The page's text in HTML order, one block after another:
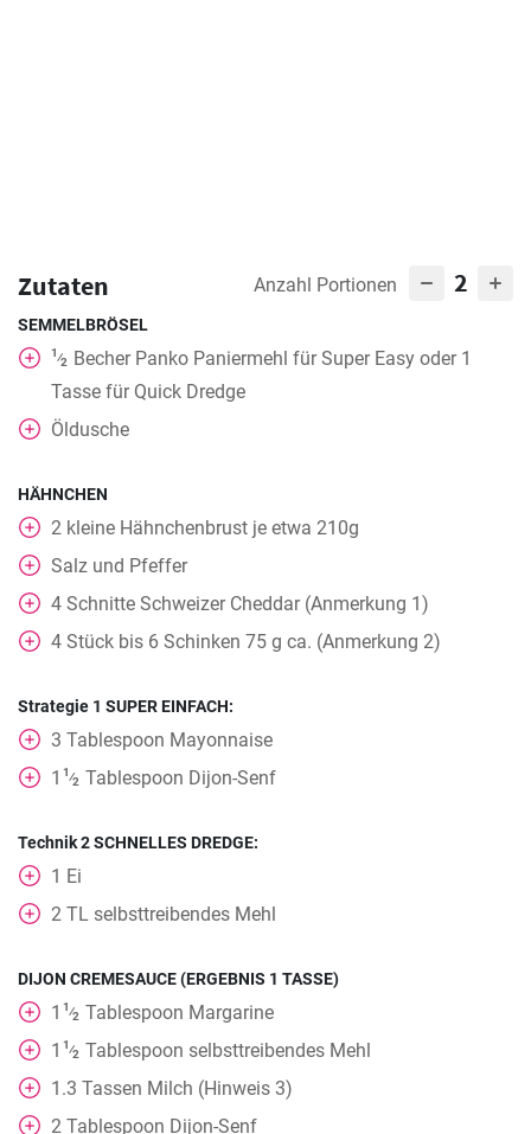
Zutaten Anzahl Portionen 2
SEMMELBRÖSEL
1⁄2 Becher Panko Paniermehl für Super Easy oder 1
Tasse für Quick Dredge
Öldusche
HÄHNCHEN
2 kleine Hähnchenbrust je etwa 210g
Salz und Pfeffer
4 Schnitte Schweizer Cheddar (Anmerkung 1)
4 Stück bis 6 Schinken 75 g ca. (Anmerkung 2)
Strategie 1 SUPER EINFACH:
3 Tablespoon Mayonnaise
1 1⁄2 Tablespoon Dijon-Senf
Technik 2 SCHNELLES DREDGE:
1 Ei
2 TL selbsttreibendes Mehl
DIJON CREMESAUCE (ERGEBNIS 1 TASSE)
1 1⁄2 Tablespoon Margarine
1 1⁄2 Tablespoon selbsttreibendes Mehl
1.3 Tassen Milch (Hinweis 3)
2 Tablespoon Dijon-Senf